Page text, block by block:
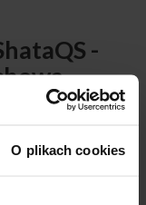
O plikach cookies
-
description)